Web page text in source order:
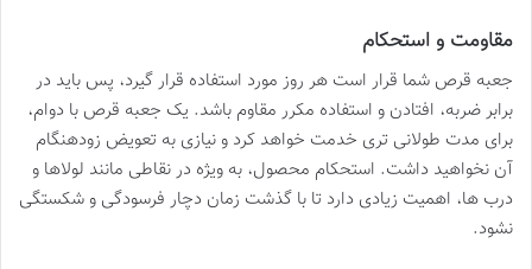
مقاومت و استحکام
جعبه قرص شما قرار است هر روز مورد استفاده قرار گیرد، پس باید در
برابر ضربه، افتادن و استفاده مکرر مقاوم باشد. یک جعبه قرص با دوام،
برای مدت طولانی تری خدمت خواهد کرد و نیازی به تعویض زودهنگام
آن نخواهید داشت. استحکام محصول، به ویژه در نقاطی مانند لولاها و
درب ها، اهمیت زیادی دارد تا با گذشت زمان دچار فرسودگی و شکستگی
نشود.